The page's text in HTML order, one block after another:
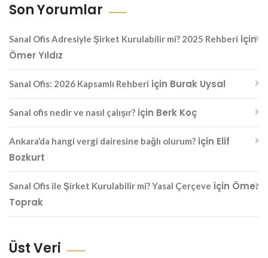
Son Yorumlar
Sanal Ofis Adresiyle Şirket Kurulabilir mi? 2025 Rehberi için
Ömer Yıldız
Sanal Ofis: 2026 Kapsamlı Rehberi için Burak Uysal
Sanal ofis nedir ve nasıl çalışır? için Berk Koç
Ankara’da hangi vergi dairesine bağlı olurum? için Elif
Bozkurt
Sanal Ofis ile Şirket Kurulabilir mi? Yasal Çerçeve için Ömer
Toprak
Üst Veri